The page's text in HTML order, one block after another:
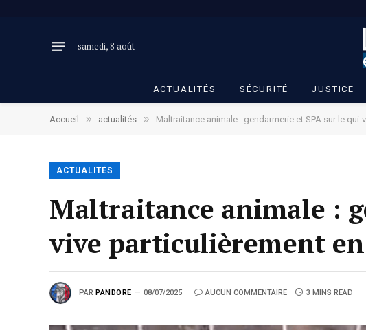
samedi, 8 août
ACTUALITÉS SÉCURITÉ JUSTICE
Accueil » actualités » Maltraitance animale : gendarmerie et SPA sur le
ACTUALITÉS
Maltraitance animale :
vive particulièrement
PAR PANDORE 08/07/2025 AUCUN COMMENTAIRE 3 MINS READ